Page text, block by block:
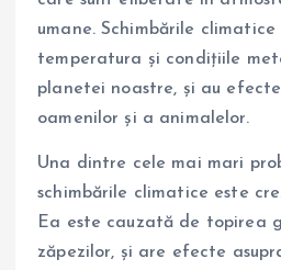
umane. Schimbările
temperatura și condițiile
planetei noastre, și au
oamenilor și a animalelor.
Una dintre cele mai mari
schimbările climatice este
Ea este cauzată de topirea
zăpezilor, și are efecte